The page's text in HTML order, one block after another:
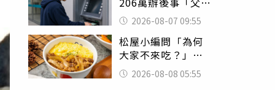
遭判刑」 律師：
搶錢先下手是罪
2026-08-07 09:55
松屋小編問「為何
大家不來吃？」
一票人點出3大問
題：滿手好牌打到
2026-08-08 05:55